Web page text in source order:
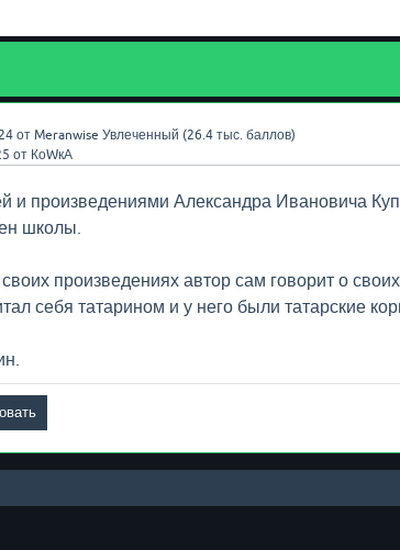
от Meranwise Увлеченный (26.4 тыс.баллов)
от КоWкА
и произведениями Александра Ивановича
школы.
произведениях автор сам говорит о своих
себя татарином и у него были татарские